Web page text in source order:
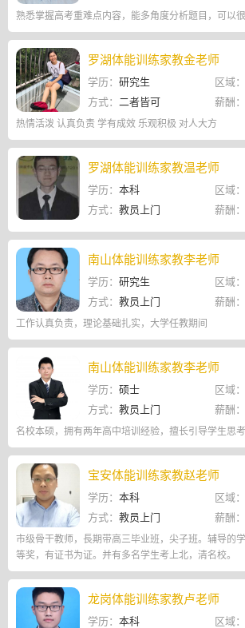
熟悉掌握高考重难点内容，能多角度分析题目，可以很
罗湖体能训练家教金老师
学历： 研究生 区域：
方式： 二者皆可 薪酬：
热情活泼 认真负责 学有成效 乐观积极 对人大方
罗湖体能训练家教温老师
学历： 本科 区域：
方式： 教员上门 薪酬：
南山体能训练家教李老师
学历： 研究生 区域：
方式： 教员上门 薪酬：
工作认真负责，理论基础扎实，大学任教期间
南山体能训练家教李老师
学历： 硕士 区域：
方式： 教员上门 薪酬：
名校本硕，拥有两年高中培训经验，擅长引导学生思
宝安体能训练家教赵老师
学历： 本科 区域：
方式： 教员上门 薪酬：
市级骨干教师，長期带高三毕业班，尖子班。辅导的
等奖，有证书为证。并有多名学生考上北，清名校。
龙岗体能训练家教卢老师
学历： 本科 区域：